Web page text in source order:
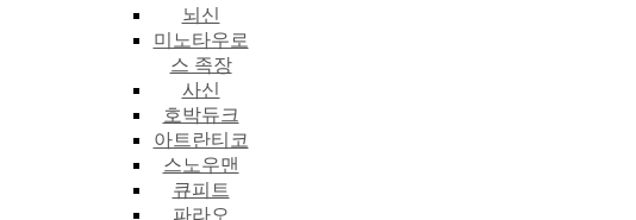
뇌신
미노타우로
스 족장
사신
호박듀크
아트란티코
스노우맨
큐피트
파라오